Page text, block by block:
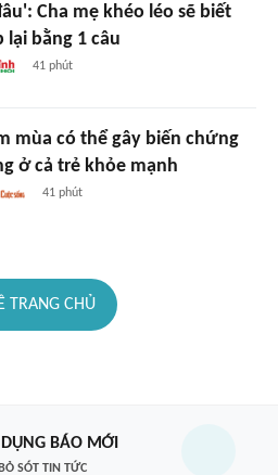
Cha mẹ khéo léo sẽ biết
lại bằng 1 câu
41 phút
mùa có thể gây biến chứng
ở cả trẻ khỏe mạnh
41 phút
TRANG CHỦ
BÁO MỚI
SÓT TIN TỨC